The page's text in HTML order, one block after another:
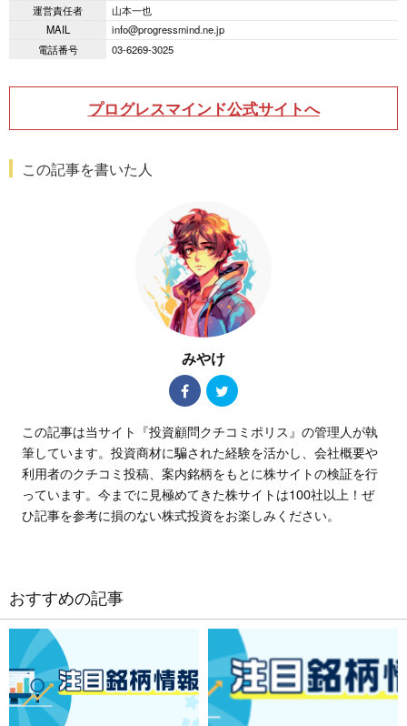
運営責任者
山本一也
MAIL
info@progressmind.ne.jp
電話番号
03-6269-3025
プログレスマインド公式サイトへ
この記事を書いた人
みやけ
この記事は当サイト『投資顧問クチコミポリス』の管理人が執
筆しています。投資商材に騙された経験を活かし、会社概要や
利用者のクチコミ投稿、案内銘柄をもとに株サイトの検証を行
っています。今までに見極めてきた株サイトは100社以上！ぜ
ひ記事を参考に損のない株式投資をお楽しみください。
おすすめの記事